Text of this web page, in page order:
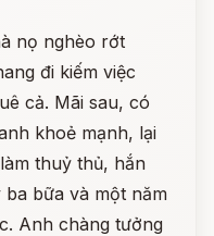
nọ nghèo rớt
đi kiếm việc
cả. Mãi sau, có
khoẻ mạnh, lại
thuỷ thủ, hắn
bữa và một năm
Anh chàng tưởng